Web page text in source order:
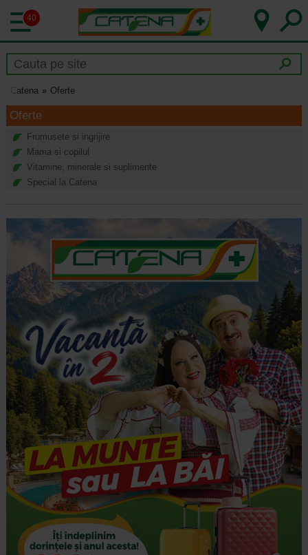
40
Catena Oferte
Oferte
Frumusete si ingrijire
Mama si copilul
Vitamine, minerale si suplimente
Special la Catena